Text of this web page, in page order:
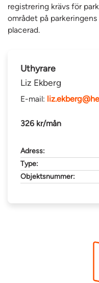
registrering krävs för
området på
placerad.
Uthyrare
Liz Ekberg
E-mail:
326 kr/mån
Adress:
Type:
Objektsnummer: